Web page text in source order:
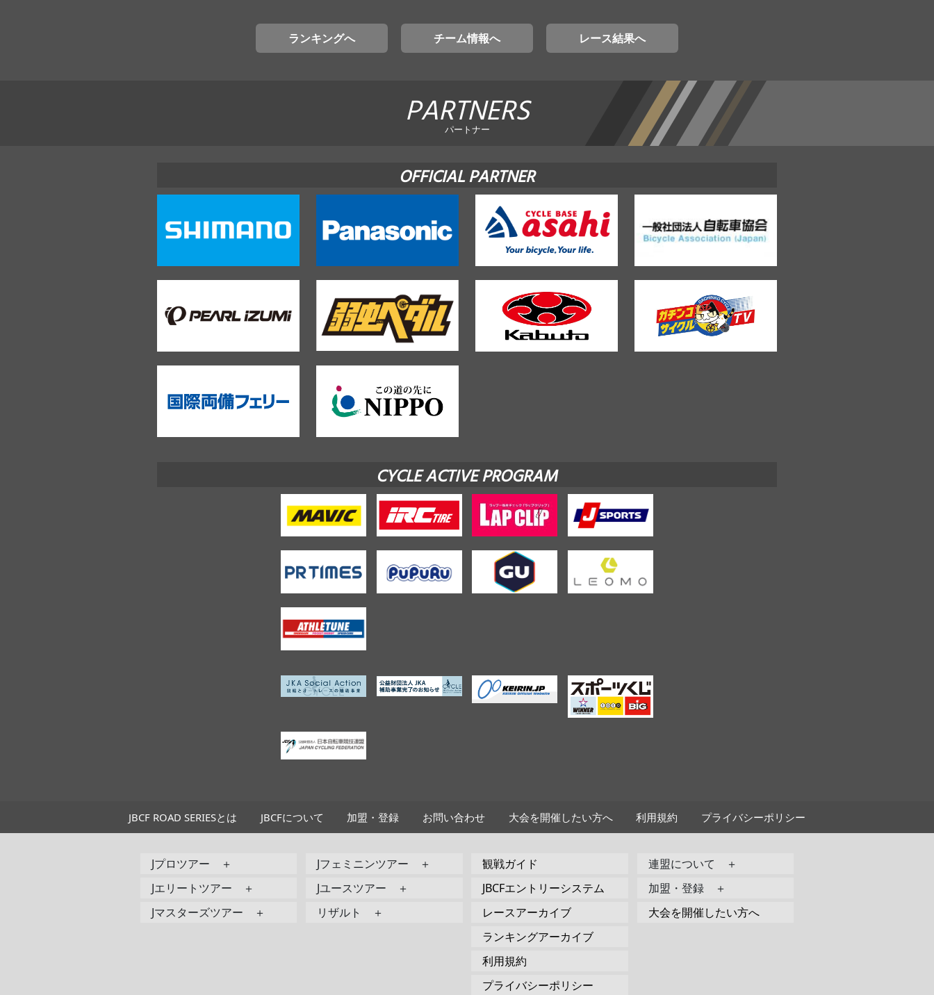
ランキングへ チーム情報へ レース結果へ
PARTNERS
パートナー
OFFICIAL PARTNER
CYCLE ACTIVE PROGRAM
JBCF ROAD SERIESとは JBCFについて 加盟・登録 お問い合わせ 大会を開催したい方へ 利用規約 プライバシーポリシー
Jプロツアー ＋
Jエリートツアー ＋
Jマスターズツアー ＋
Jフェミニンツアー ＋
Jユースツアー ＋
リザルト ＋
観戦ガイド
JBCFエントリーシステム
レースアーカイブ
ランキングアーカイブ
利用規約
プライバシーポリシー
連盟について ＋
加盟・登録 ＋
大会を開催したい方へ